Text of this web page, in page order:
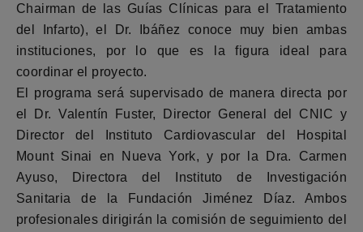
Chairman de las Guías Clínicas para el Tratamiento
del Infarto), el Dr. Ibáñez conoce muy bien ambas
instituciones, por lo que es la figura ideal para
coordinar el proyecto.
El programa será supervisado de manera directa por
el Dr. Valentín Fuster, Director General del CNIC y
Director del Instituto Cardiovascular del Hospital
Mount Sinai en Nueva York, y por la Dra. Carmen
Ayuso, Directora del Instituto de Investigación
Sanitaria de la Fundación Jiménez Díaz. Ambos
profesionales dirigirán la comisión de seguimiento del